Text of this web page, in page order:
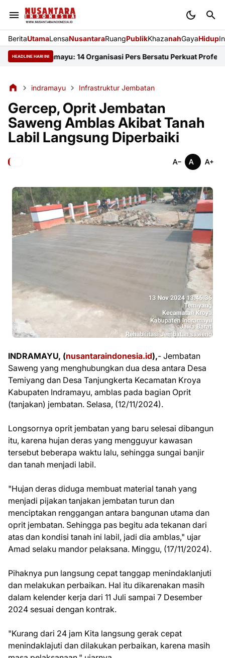
BeritaUtamaLensaNusantaraRuangPublikKhazanahGayaHidup
HEADLINE HARI INI
Indramayu: 14 Organisasi Pers Bersatu Perkuat
indramayu Infrastruktur Jembatan
Gercep, Oprit Jembatan
Saweng Amblas Akibat Tanah
Labil Langsung Diperbaiki
INDRAMAYU, (nusantaraindonesia.id),- Jembatan
Saweng yang menghubungkan dua desa antara Desa
Temiyang dan Desa Tanjungkerta Kecamatan Kroya
Kabupaten Indramayu, amblas pada bagian Oprit
(tanjakan) jembatan. Selasa, (12/11/2024).
Longsornya oprit jembatan yang baru selesai dibangun
itu, karena hujan deras yang mengguyur kawasan
tersebut beberapa waktu lalu, sehingga sungai banjir
dan tanah menjadi labil.
"Hujan deras diduga membuat material tanah yang
menjadi pijakan tanjakan jembatan turun dan
menciptakan renggangan antara bangunan utama dan
oprit jembatan. Sehingga pas begitu ada tekanan dari
atas dan kondisi tanah ini labil, jadi dia amblas," ujar
Amad selaku mandor pelaksana. Minggu, (17/11/2024).
Pihaknya pun langsung cepat tanggap menindaklanjuti
dan melakukan perbaikan. Hal itu dikarenakan masih
dalam kelender kerja dari 11 Juli sampai 7 Desember
2024 sesuai dengan kontrak.
"Kurang dari 24 jam Kita langsung gerak cepat
menindaklajuti dan dilakukan perbaikan, karena masih